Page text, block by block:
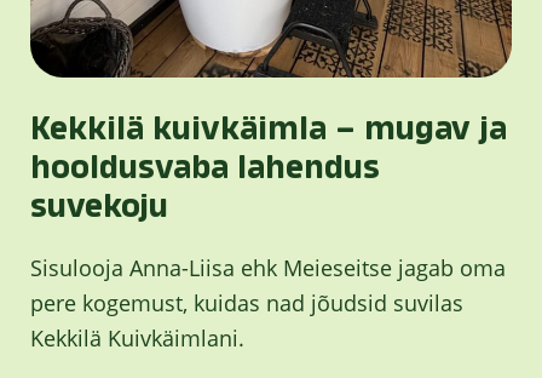
Kekkilä kuivkäimla – mugav ja
hooldusvaba lahendus
suvekoju
Sisulooja Anna-Liisa ehk Meieseitse jagab oma
pere kogemust, kuidas nad jõudsid suvilas
Kekkilä Kuivkäimlani.